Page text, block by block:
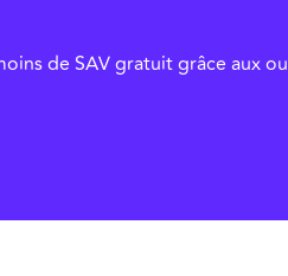
de SAV gratuit grâce aux